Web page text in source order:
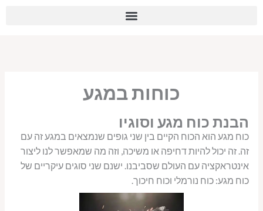
כוחות במגע
הבנת כוח מגע וסוגיו
כוח מגע הוא הכוח הקיים בין שני גופים שנמצאים במגע זה עם
זה. זה יכול להיות דחיפה או משיכה, וזה מה שמאפשר לנו ליצור
אינטראקציה עם העולם שסביבנו. ישנם שני סוגים עיקריים של
כוח מגע: כוח נורמלי וכוח חיכוך.